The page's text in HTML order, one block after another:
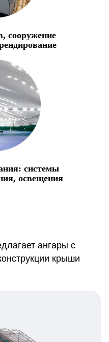
сооружение
системы
освещения
ангары с
крыши